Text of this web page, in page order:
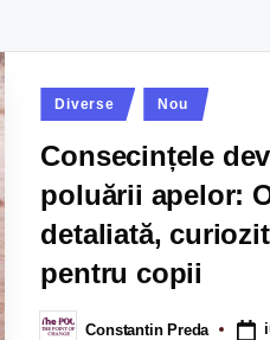
Diverse Nou
Consecințele
poluării apelor:
detaliată,
pentru copii
Constantin Preda